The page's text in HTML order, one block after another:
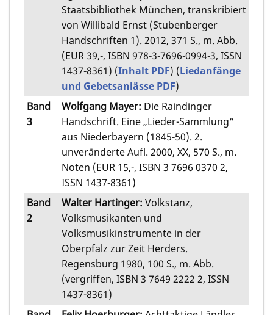
Staatsbibliothek München, transkribiert
von Willibald Ernst (Stubenberger
Handschriften 1). 2012, 371 S., m. Abb.
(EUR 39,-, ISBN 978-3-7696-0994-3, ISSN
1437-8361) (Inhalt PDF) (Liedanfänge
und Gebetsanlässe PDF)
Band
3
Wolfgang Mayer: Die Raindinger
Handschrift. Eine „Lieder-Sammlung“
aus Niederbayern (1845-50). 2.
unveränderte Aufl. 2000, XX, 570 S., m.
Noten (EUR 15,-, ISBN 3 7696 0370 2,
ISSN 1437-8361)
Band
2
Walter Hartinger: Volkstanz,
Volksmusikanten und
Volksmusikinstrumente in der
Oberpfalz zur Zeit Herders.
Regensburg 1980, 100 S., m. Abb.
(vergriffen, ISBN 3 7649 2222 2, ISSN
1437-8361)